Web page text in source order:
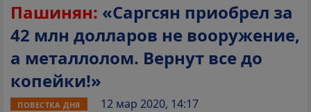
Пашинян: «Саргсян приобрел за
42 млн долларов не вооружение,
а металлолом. Вернут все до
копейки!»
ПОВЕСТКА ДНЯ 12 мар 2020, 14:17